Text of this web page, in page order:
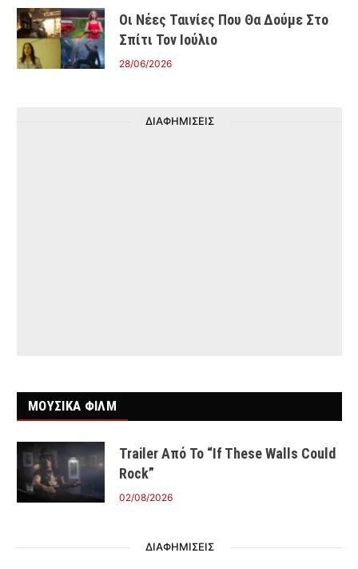
Οι Νέες Ταινίες Που Θα Δούμε Στο
Σπίτι Τον Ιούλιο
28/06/2026
ΔΙΑΦΗΜΙΣΕΙΣ
ΜΟΥΣΙΚΑ ΦΙΛΜ
Trailer Από Το “If These Walls Could
Rock”
02/08/2026
ΔΙΑΦΗΜΙΣΕΙΣ